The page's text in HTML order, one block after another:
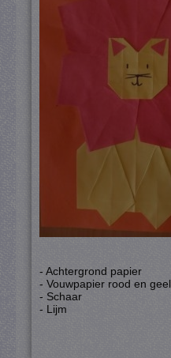
- Achtergrond papier
- Vouwpapier rood en geel
- Schaar
- Lijm